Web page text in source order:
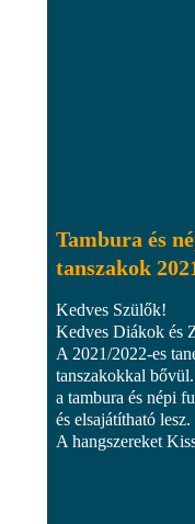
Tambura és
tanszakok
Kedves Szülők!
Kedves Diákok és
A 2021/2022-es
tanszakokkal
a tambura és népi
és elsajátítható lesz.
A hangszereket